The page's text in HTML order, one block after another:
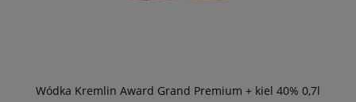
Wódka Kremlin Award Grand Premium + kiel 40% 0,7l